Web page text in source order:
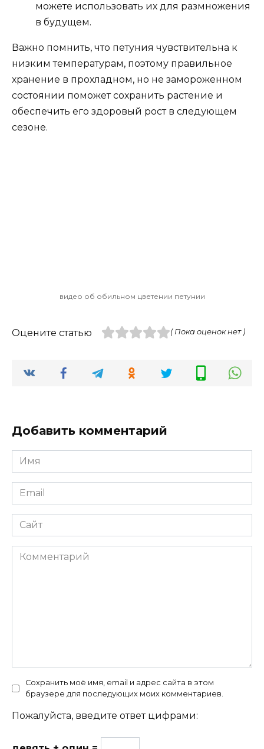
можете использовать их для размножения
в будущем.
Важно помнить, что петуния чувствительна к
низким температурам, поэтому правильное
хранение в прохладном, но не замороженном
состоянии поможет сохранить растение и
обеспечить его здоровый рост в следующем
сезоне.
видео об обильном цветении петунии
Оцените статью ( Пока оценок нет )
Добавить комментарий
Имя
*
Email
*
Сайт
Комментарий
Сохранить моё имя, email и адрес сайта в этом
браузере для последующих моих комментариев.
Пожалуйста, введите ответ цифрами: